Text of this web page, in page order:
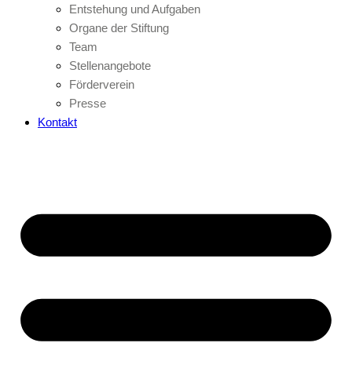
Entstehung und Aufgaben
Organe der Stiftung
Team
Stellenangebote
Förderverein
Presse
Kontakt